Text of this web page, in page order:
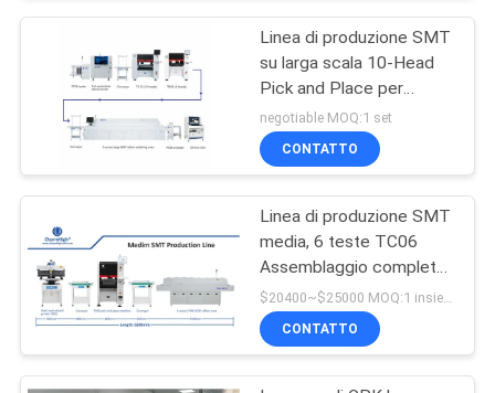
CONTATTACI
NOTIZIA
SHOPPING
LINE
MAPPA
DEL
Linea di produzione SMT
su larga scala 10-Head
Pick and Place per
l'assemblaggio di PCB
nell'industria elettronica
negotiable MOQ:1 set
CONTATTO
Linea di produzione SMT
media, 6 teste TC06
Assemblaggio completo
PCB PCBA
Manufacturing
$20400~$25000 MOQ:1 insieme
CONTATTO